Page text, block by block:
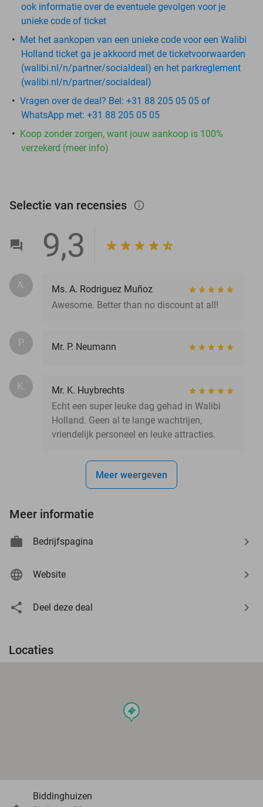
ook informatie over de eventuele gevolgen voor je
unieke code of ticket
Met het aankopen van een unieke code voor een Walibi
Holland ticket ga je akkoord met de ticketvoorwaarden
(walibi.nl/n/partner/socialdeal) en het parkreglement
(walibi.nl/n/partner/socialdeal)
Vragen over de deal? Bel: +31 88 205 05 05 of
WhatsApp met: +31 88 205 05 05
Koop zonder zorgen, want jouw aankoop is 100%
verzekerd (meer info)
Selectie van recensies info_outlined
9,3
A.
Ms. A. Rodriguez Muñoz
Awesome. Better than no discount at all!
P. Mr. P. Neumann
K.
Mr. K. Huybrechts
Echt een super leuke dag gehad in Walibi
Holland. Geen al te lange wachtrijen,
vriendelijk personeel en leuke attracties.
Meer weergeven
Meer informatie
Bedrijfspagina
Website
Deel deze deal
Locaties
events
Biddinghuizen